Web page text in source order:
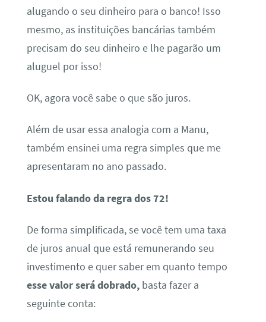
alugando o seu dinheiro para o banco! Isso
mesmo, as instituições bancárias também
precisam do seu dinheiro e lhe pagarão um
aluguel por isso!
OK, agora você sabe o que são juros.
Além de usar essa analogia com a Manu,
também ensinei uma regra simples que me
apresentaram no ano passado.
Estou falando da regra dos 72!
De forma simplificada, se você tem uma taxa
de juros anual que está remunerando seu
investimento e quer saber em quanto tempo
esse valor será dobrado,basta fazer a
seguinte conta: